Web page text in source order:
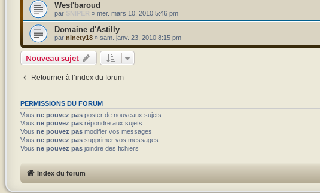
West'baroud
par SNIPER » mer. mars 10, 2010 5:46 pm
Domaine d'Astilly
par ninety18» sam. janv. 23, 2010 8:15 pm
Nouveau sujet
Retourner à l’index du forum
PERMISSIONS DU FORUM
Vous ne pouvez pasposter de nouveaux sujets
Vous ne pouvez pasrépondre aux sujets
Vous ne pouvez pasmodifier vos messages
Vous ne pouvez passupprimer vos messages
Vous ne pouvez pasjoindre des fichiers
Index du forum